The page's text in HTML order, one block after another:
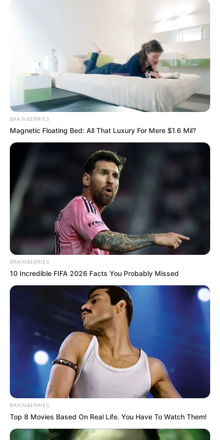
hochwertige Zutaten. Hier eine Liste für eine
200 g Zartbitterschokolade (mind. 60 %
Kakao)
200 g weiche Butter
180 g Zucker
8 Eier (Eigelb und Eiweiß getrennt)
1 Prise Salz
150 g Aprikosenmarmelade (ohne Stücke)
200 g Zartbitterschokolade (für die
Glasur)
150 g Schlagobers (Sahne)
Je hochwertiger die Schokolade, desto
intensiver der Geschmack – ein echtes
Geheimnis für ein„Sachertorte Rezept Saftig“
Schritt-für-Schritt-
Anleitung
BRAINBERRIES
Magnetic Floating Bed: All That Luxury For Mere $1.6 Mil?
BRAINBERRIES
10 Incredible FIFA 2026 Facts You Probably Missed
BRAINBERRIES
Top 8 Movies Based On Real Life. You Have To Watch Them!